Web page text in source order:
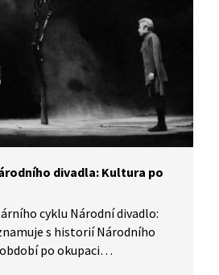
divadla: Kultura po
cyklu Národní divadlo:
s historií Národního
po okupaci